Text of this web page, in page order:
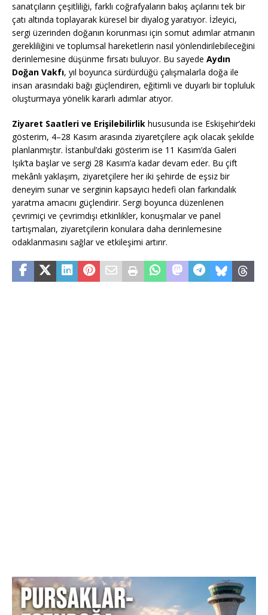
sanatçıların çeşitliliği, farklı coğrafyaların bakış açılarını tek bir
çatı altında toplayarak küresel bir diyalog yaratıyor. İzleyici,
sergi üzerinden doğanın korunması için somut adımlar atmanın
gerekliliğini ve toplumsal hareketlerin nasıl yönlendirilebileceğini
derinlemesine düşünme fırsatı buluyor. Bu sayede Aydın
Doğan Vakfı, yıl boyunca sürdürdüğü çalışmalarla doğa ile
insan arasındaki bağı güçlendiren, eğitimli ve duyarlı bir topluluk
oluşturmaya yönelik kararlı adımlar atıyor.
Ziyaret Saatleri ve Erişilebilirlik hususunda ise Eskişehir’deki
gösterim, 4–28 Kasım arasında ziyaretçilere açık olacak şekilde
planlanmıştır. İstanbul’daki gösterim ise 11 Kasım’da Galeri
Işık’ta başlar ve sergi 28 Kasım’a kadar devam eder. Bu çift
mekânlı yaklaşım, ziyaretçilere her iki şehirde de eşsiz bir
deneyim sunar ve serginin kapsayıcı hedefi olan farkındalık
yaratma amacını güçlendirir. Sergi boyunca düzenlenen
çevrimiçi ve çevrimdışı etkinlikler, konuşmalar ve panel
tartışmaları, ziyaretçilerin konulara daha derinlemesine
odaklanmasını sağlar ve etkileşimi artırır.